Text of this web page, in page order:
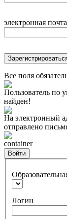
электронная почта
Все поля
Пользователь по
найден!
На электронный
отправлено
container
Войти
Логин